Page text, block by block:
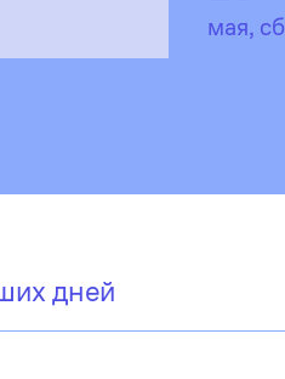
мая, сб
дней